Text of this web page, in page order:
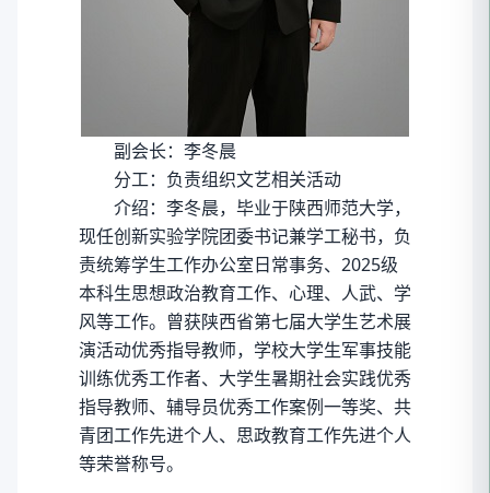
副会长：李冬晨
分工：负责组织文艺相关活动
介绍：李冬晨，毕业于陕西师范大学，
现任创新实验学院团委书记兼学工秘书，负
责统筹学生工作办公室日常事务、2025级
本科生思想政治教育工作、心理、人武、学
风等工作。曾获陕西省第七届大学生艺术展
演活动优秀指导教师，学校大学生军事技能
训练优秀工作者、大学生暑期社会实践优秀
指导教师、辅导员优秀工作案例一等奖、共
青团工作先进个人、思政教育工作先进个人
等荣誉称号。